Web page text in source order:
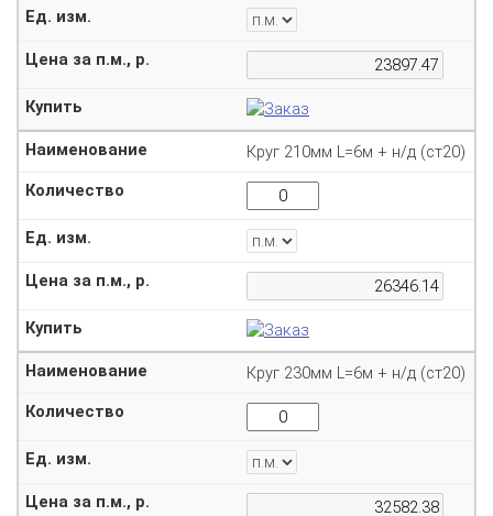
Круг 210мм L=6м + н/д (ст20)
Круг 230мм L=6м + н/д (ст20)